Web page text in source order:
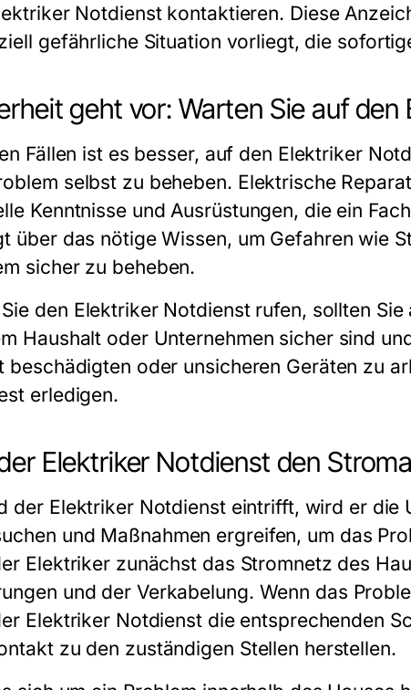
Notdienstkontaktieren. Diese
gefährliche Situation vorliegt, die
geht vor: Warten Sie auf
Fällen ist es besser, auf den Elektriker
selbst zu beheben. Elektrische
Kenntnisse und Ausrüstungen, die ein
über das nötige Wissen, um Gefahren wie
sicher zu beheben.
den Elektriker Notdienstrufen, sollten Sie
Haushalt oder Unternehmen sicher sind
beschädigten oder unsicheren Geräten zu
erledigen.
Elektriker Notdienst den
der Elektriker Notdiensteintrifft, wird er die
und Maßnahmen ergreifen, um das
Elektriker zunächst das Stromnetz des
und der Verkabelung. Wenn das
Elektriker Notdienstdie entsprechenden
zu den zuständigen Stellen herstellen.